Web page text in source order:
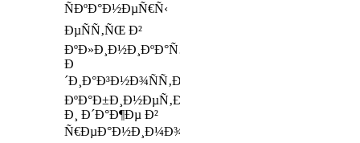
ÑÐºÐ°Ð½ÐµÑ€Ñ‹
ÐµÑÑ‚ÑŒ Ð²
ÐºÐ»Ð¸Ð½Ð¸ÐºÐ°Ñ…,
Ð
´Ð¸Ð°Ð³Ð½Ð¾ÑÑ‚Ð¸Ñ‡ÐµÑÐºÐ¸Ñ…
ÐºÐ°Ð±Ð¸Ð½ÐµÑ‚Ð°Ñ…
Ð¸ Ð´Ð°Ð¶Ðµ Ð²
Ñ€ÐµÐ°Ð½Ð¸Ð¼Ð¾Ð±Ð¸Ð»ÑÑ…